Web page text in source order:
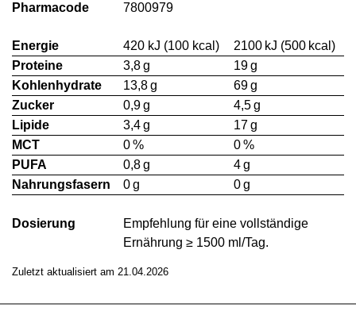
Pharmacode 7800979
Energie 420 kJ (100 kcal)
2100 kJ (500 kcal)
Proteine
3,8 g
19 g
Kohlenhydrate
13,8 g
69 g
Zucker
0,9 g
4,5 g
Lipide
3,4 g
17 g
MCT
0 %
0 %
PUFA
0,8 g
4 g
Nahrungsfasern
0 g 0 g
Dosierung
Empfehlung für eine vollständige
Ernährung ≥ 1500 ml/Tag.
Zuletzt aktualisiert am 21.04.2026